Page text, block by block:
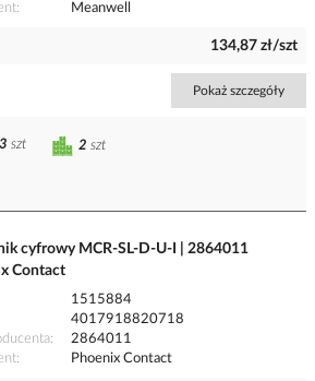
Meanwell
134,87 zł/szt
Pokaż szczegóły
2 szt
szt
cyfrowy MCR-SL-D-U-I | 2864011
Contact
1515884
4017918820718
2864011
Phoenix Contact